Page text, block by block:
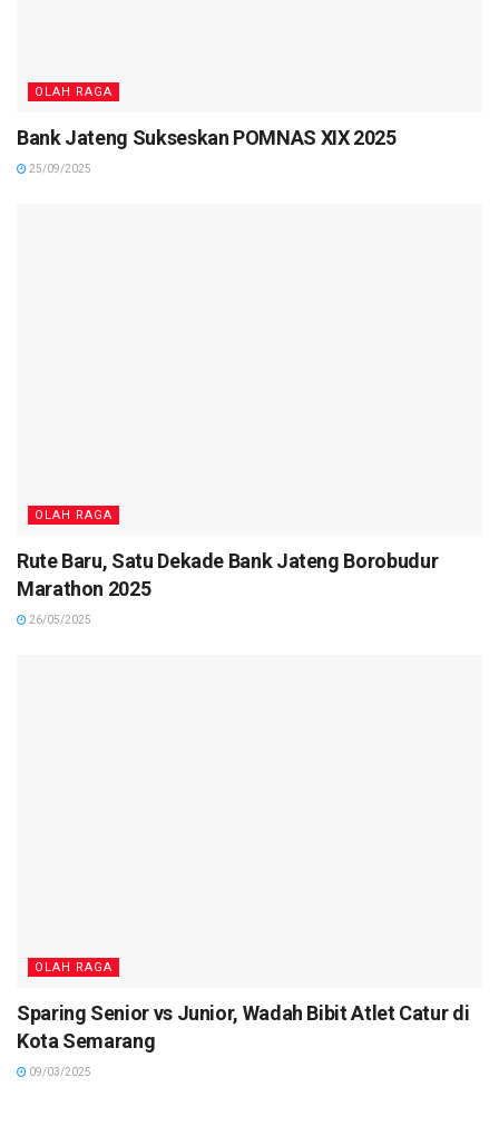
OLAH RAGA
Bank Jateng Sukseskan POMNAS XIX 2025
25/09/2025
OLAH RAGA
Rute Baru, Satu Dekade Bank Jateng Borobudur
Marathon 2025
26/05/2025
OLAH RAGA
Sparing Senior vs Junior, Wadah Bibit Atlet Catur di
Kota Semarang
09/03/2025